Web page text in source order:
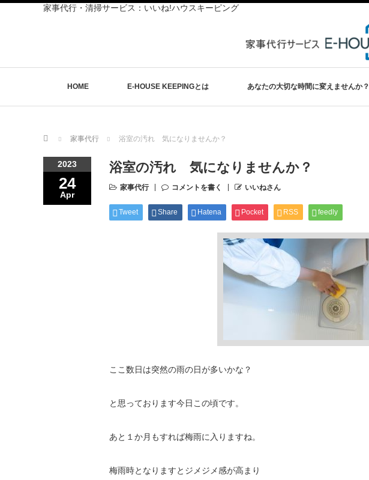
家事代行・清掃サービス：いいね!ハウスキーピング
HOME E-HOUSE KEEPINGとは あなたの大切な時間に変えませんか？
Home 家事代行 浴室の汚れ 気になりませんか？
2023
24
Apr
浴室の汚れ 気になりませんか？
家事代行 コメントを書く いいねさん
Tweet Share Hatena Pocket RSS feedly
ここ数日は突然の雨の日が多いかな？
と思っております今日この頃です。
あと１か月もすれば梅雨に入りますね。
梅雨時となりますとジメジメ感が高まり